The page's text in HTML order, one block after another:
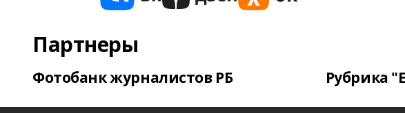
Партнеры
Фотобанк журналистов РБ Рубрика